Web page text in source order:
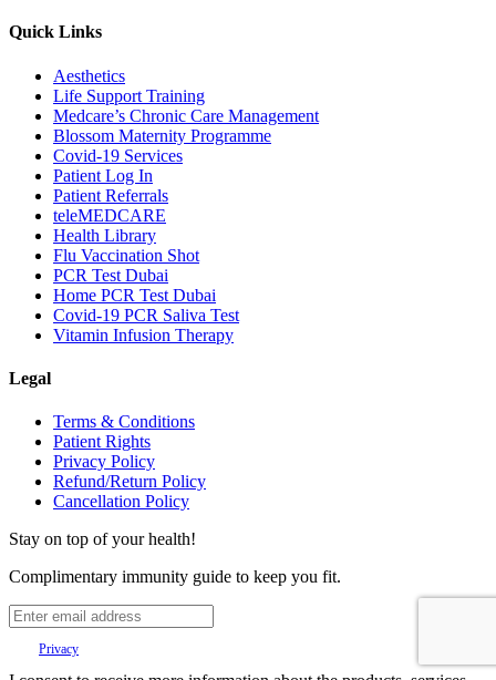
Quick Links
Aesthetics
Life Support Training
Medcare’s Chronic Care Management
Blossom Maternity Programme
Covid-19 Services
Patient Log In
Patient Referrals
teleMEDCARE
Health Library
Flu Vaccination Shot
PCR Test Dubai
Home PCR Test Dubai
Covid-19 PCR Saliva Test
Vitamin Infusion Therapy
Legal
Terms & Conditions
Patient Rights
Privacy Policy
Refund/Return Policy
Cancellation Policy
Stay on top of your health!
Complimentary immunity guide to keep you fit.
Privacy